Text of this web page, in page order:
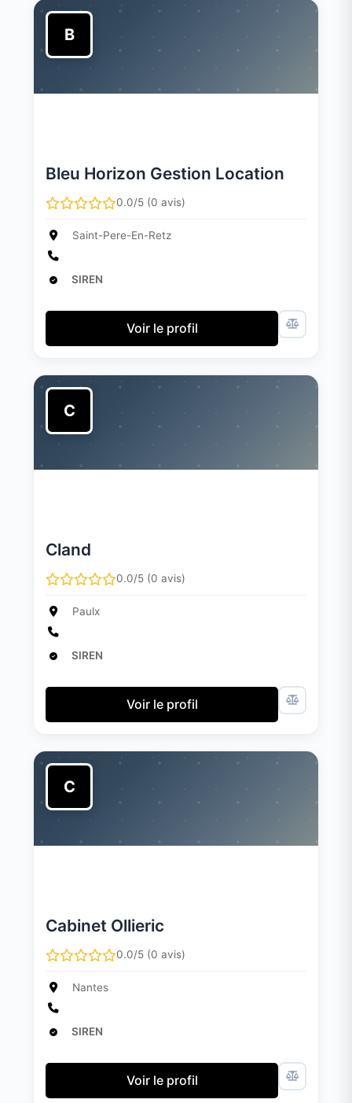
B
Bleu Horizon Gestion Location
0.0/5 (0 avis)
Saint-Pere-En-Retz
SIREN
Voir le profil
C
Cland
0.0/5 (0 avis)
Paulx
SIREN
Voir le profil
C
Cabinet Ollieric
0.0/5 (0 avis)
Nantes
SIREN
Voir le profil